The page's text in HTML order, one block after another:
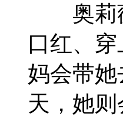
奥莉薇
口红、
妈会带
天，她